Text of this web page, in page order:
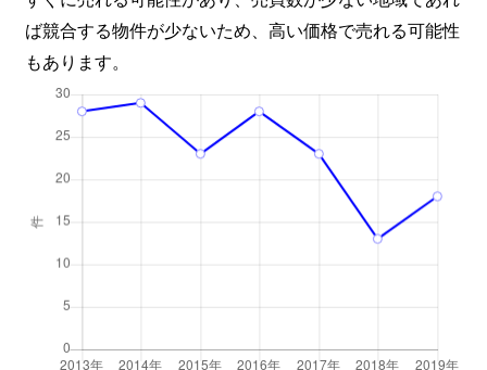
ば競合する物件が少ないため、高い価格で売れる可能性
もあります。